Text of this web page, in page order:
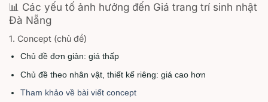
📊 Các yếu tố ảnh hưởng đến Giá trang trí sinh nhật
Đà Nẵng
1. Concept (chủ đề)
Chủ đề đơn giản: giá thấp
Chủ đề theo nhân vật, thiết kế riêng: giá cao hơn
Tham khảo về bài viết concept